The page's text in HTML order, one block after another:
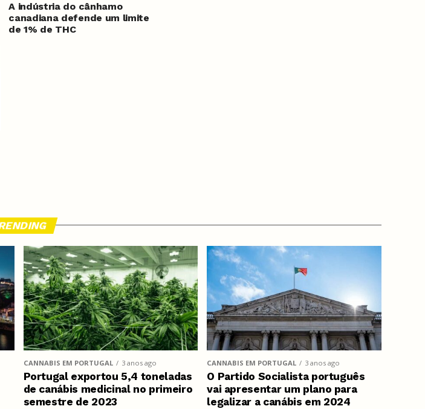
A indústria do cânhamo
canadiana defende um limite
de 1% de THC
CANNABIS EM PORTUGAL 3 anos ago
Portugal exportou 5,4 toneladas
de canábis medicinal no primeiro
semestre de 2023
CANNABIS EM PORTUGAL 3 anos ago
O Partido Socialista português
vai apresentar um plano para
legalizar a canábis em 2024